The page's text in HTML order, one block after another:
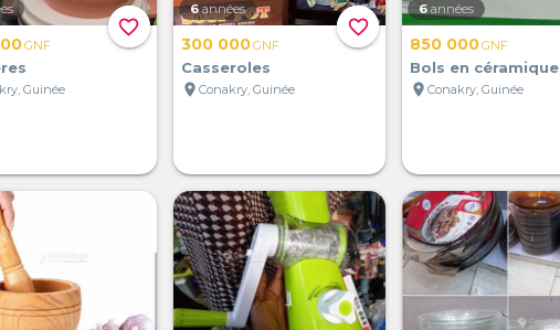
favorite_border
GNF
Guinée
favorite_border
6 années
300 000GNF
Casseroles
location_on Conakry, Guinée
6 années
850 000GNF
Bols en céramique
location_onConakry, Guinée